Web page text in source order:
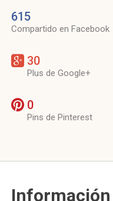
615
Compartido en Facebook
30
Plus de Google+
0
Pins de Pinterest